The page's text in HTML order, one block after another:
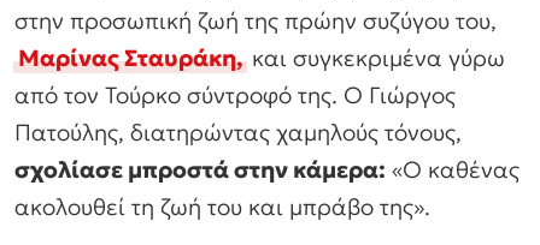
στην προσωπική ζωή της πρώην συζύγου του,
Μαρίνας Σταυράκη,και συγκεκριμένα γύρω
από τον Τούρκο σύντροφό της. Ο Γιώργος
Πατούλης, διατηρώντας χαμηλούς τόνους,
σχολίασε μπροστά στην κάμερα: «Ο καθένας
ακολουθεί τη ζωή του και μπράβο της».